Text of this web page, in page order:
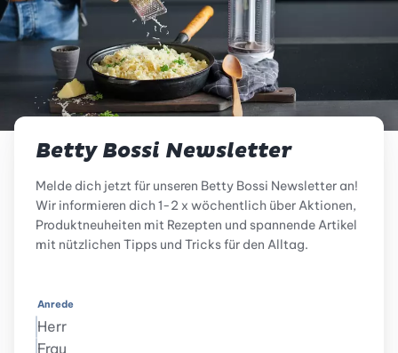
Betty Bossi Newsletter
Melde dich jetzt für unseren Betty Bossi Newsletter an!
Wir informieren dich 1-2 x wöchentlich über Aktionen,
Produktneuheiten mit Rezepten und spannende Artikel
mit nützlichen Tipps und Tricks für den Alltag.
Anrede
Herr
Frau